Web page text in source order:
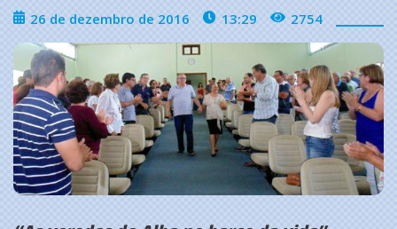
26 de dezembro de 2016 13:29 2754